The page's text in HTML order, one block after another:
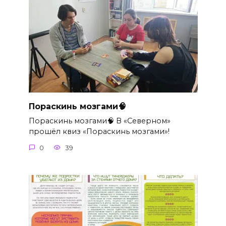
Пораскинь мозгами🧠
Пораскинь мозгами🧠 В «Северном»
прошёл квиз «Пораскинь мозгами»!
0 39